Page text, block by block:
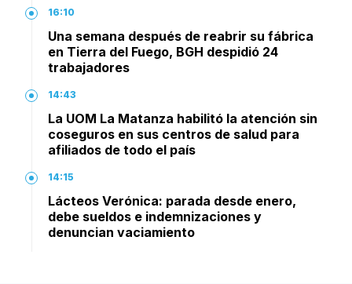
16:10
Una semana después de reabrir su fábrica
en Tierra del Fuego, BGH despidió 24
trabajadores
14:43
La UOM La Matanza habilitó la atención sin
coseguros en sus centros de salud para
afiliados de todo el país
14:15
Lácteos Verónica: parada desde enero,
debe sueldos e indemnizaciones y
denuncian vaciamiento